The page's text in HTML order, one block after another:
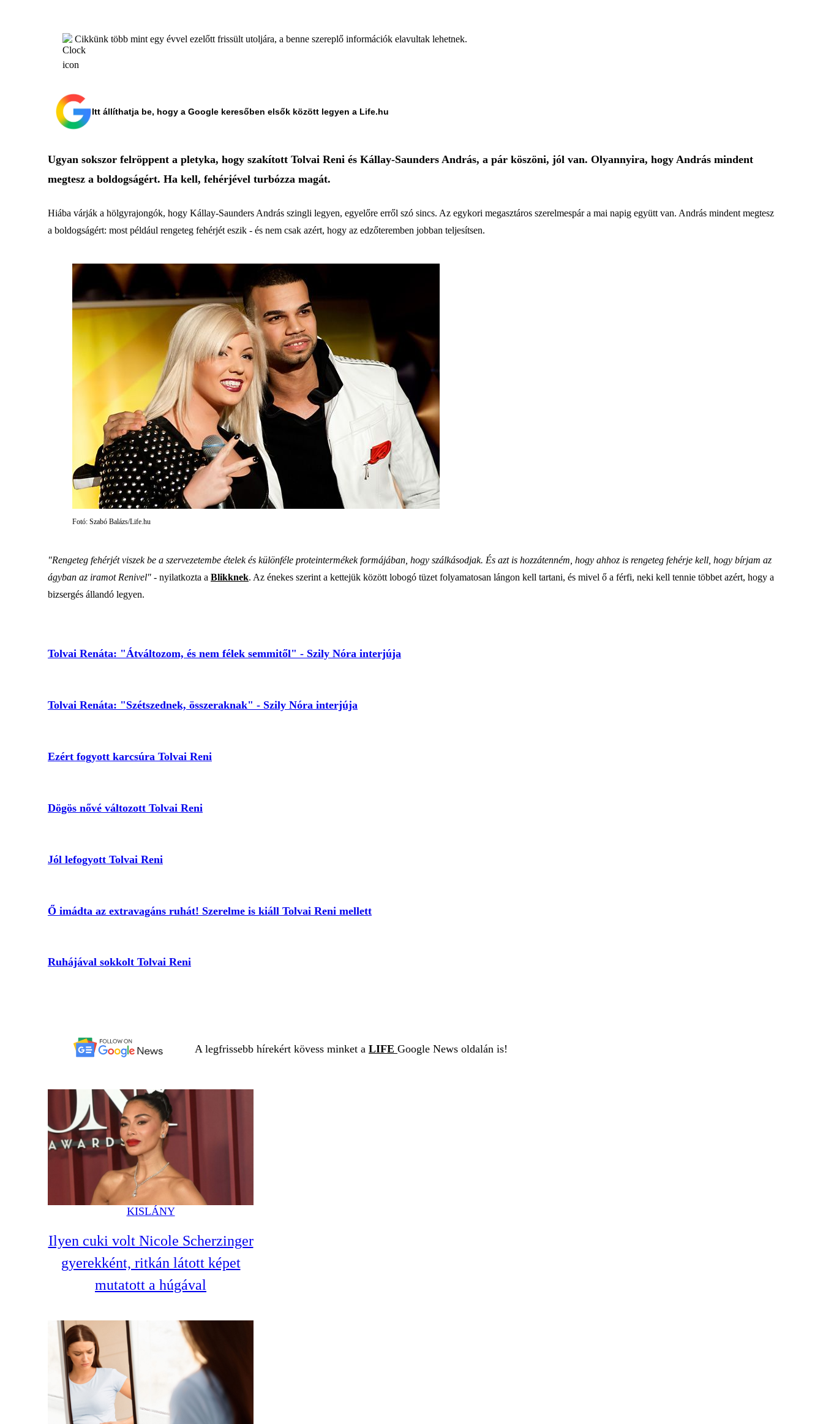
Cikkünk több mint egy évvel ezelőtt frissült utoljára, a benne szereplő információk elavultak lehetnek.
Itt állíthatja be, hogy a Google keresőben elsők között legyen a Life.hu
Ugyan sokszor felröppent a pletyka, hogy szakított Tolvai Reni és Kállay-Saunders András, a pár köszöni, jól van. Olyannyira, hogy András mindent
megtesz a boldogságért. Ha kell, fehérjével turbózza magát.
Hiába várják a hölgyrajongók, hogy Kállay-Saunders András szingli legyen, egyelőre erről szó sincs. Az egykori megasztáros szerelmespár a mai napig együtt van. András mindent megtesz
a boldogságért: most például rengeteg fehérjét eszik - és nem csak azért, hogy az edzőteremben jobban teljesítsen.
Fotó: Szabó Balázs/Life.hu
"Rengeteg fehérjét viszek be a szervezetembe ételek és különféle proteintermékek formájában, hogy szálkásodjak. És azt is hozzátenném, hogy ahhoz is rengeteg fehérje kell, hogy bírjam az
ágyban az iramot Renivel" - nyilatkozta a Blikknek. Az énekes szerint a kettejük között lobogó tüzet folyamatosan lángon kell tartani, és mivel ő a férfi, neki kell tennie többet azért, hogy a
bizsergés állandó legyen.
Tolvai Renáta: "Átváltozom, és nem félek semmitől" - Szily Nóra interjúja
Tolvai Renáta: "Szétszednek, összeraknak" - Szily Nóra interjúja
Ezért fogyott karcsúra Tolvai Reni
Dögös nővé változott Tolvai Reni
Jól lefogyott Tolvai Reni
Ő imádta az extravagáns ruhát! Szerelme is kiáll Tolvai Reni mellett
Ruhájával sokkolt Tolvai Reni
A legfrissebb hírekért kövess minket a LIFE Google News oldalán is!
KISLÁNY
Ilyen cuki volt Nicole Scherzinger
gyerekként, ritkán látott képet
mutatott a húgával